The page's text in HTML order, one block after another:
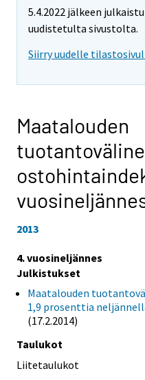
5.4.2022 jälkeen
uudistetulta sivustolta.
Siirry uudelle
Maatalouden
2013
4. vuosineljännes
Julkistukset
Maatalouden
1,9 prosenttia
(17.2.2014)
Taulukot
Liitetaulukot